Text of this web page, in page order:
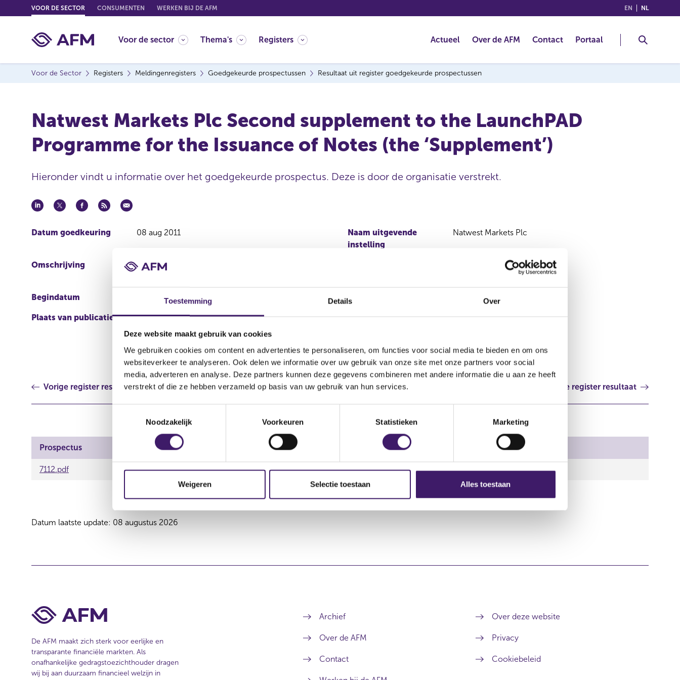
Toestemming Details Over
Deze website maakt gebruik van cookies
We gebruiken cookies om content en advertenties te personaliseren, om functies voor social media te bieden en om ons
websiteverkeer te analyseren. Ook delen we informatie over uw gebruik van onze site met onze partners voor social
media, adverteren en analyse. Deze partners kunnen deze gegevens combineren met andere informatie die u aan ze heeft
verstrekt of die ze hebben verzameld op basis van uw gebruik van hun services.
t
i
n
e
e
Noodzakelijk Voorkeuren Statistieken Marketing
Weigeren Selectie toestaan Alles toestaan
o
o
EN (ENGLISH)
NL
VOOR DE SECTOR CONSUMENTEN WERKEN BIJ DE AFM
Voor de sector Thema's Registers Actueel Over de AFM Contact Portaal
Voor de Sector Registers Meldingenregisters Goedgekeurde prospectussen Resultaat uit register goedgekeurde prospectussen
Natwest Markets Plc Second supplement to the LaunchPAD
Programme for the Issuance of Notes (the ‘Supplement’)
Hieronder vindt u informatie over het goedgekeurde prospectus. Deze is door de organisatie verstrekt.
Datum goedkeuring 08 aug 2011
Naam uitgevende
instelling
Natwest Markets Plc
Omschrijving
Second supplement to the LaunchPAD Programme
Aanvullend Document
Begindatum 10 aug 2011 Wijze van publicatie Drukwerk en elektronisch
Plaats van publicatie
After approval the Supplement can be obtained via:
http://www.markets.rbs.com/EN/showpage.aspx?
pageID=1028 and also at the offices of the Paying
Agent.
Vorige register resultaat Volgende register resultaat
Prospectus
7112.pdf
Datum laatste update: 08 augustus 2026
Archief
Over de AFM
Contact
Over deze website
Privacy
Cookiebeleid
De AFM maakt zich sterk voor eerlijke en
transparante financiële markten. Als
onafhankelijke gedragstoezichthouder dragen
wij bij aan duurzaam financieel welzijn in